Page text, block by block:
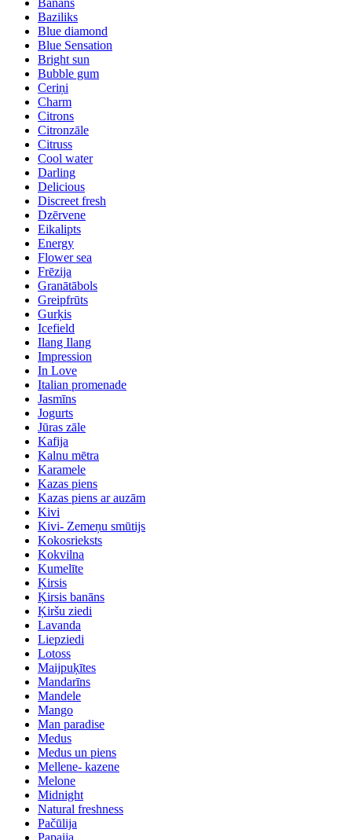
Banāns
Baziliks
Blue diamond
Blue Sensation
Bright sun
Bubble gum
Ceriņi
Charm
Citrons
Citronzāle
Citruss
Cool water
Darling
Delicious
Discreet fresh
Dzērvene
Eikalipts
Energy
Flower sea
Frēzija
Granātābols
Greipfrūts
Gurķis
Icefield
Ilang Ilang
Impression
In Love
Italian promenade
Jasmīns
Jogurts
Jūras zāle
Kafija
Kalnu mētra
Karamele
Kazas piens
Kazas piens ar auzām
Kivi
Kivi- Zemeņu smūtijs
Kokosrieksts
Kokvilna
Kumelīte
Ķirsis
Ķirsis banāns
Ķiršu ziedi
Lavanda
Liepziedi
Lotoss
Maijpuķītes
Mandarīns
Mandele
Mango
Man paradise
Medus
Medus un piens
Mellene- kazene
Melone
Midnight
Natural freshness
Pačūlija
Papaija